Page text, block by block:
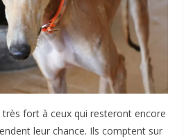
très fort à ceux qui resteront encore
leur chance. Ils comptent sur